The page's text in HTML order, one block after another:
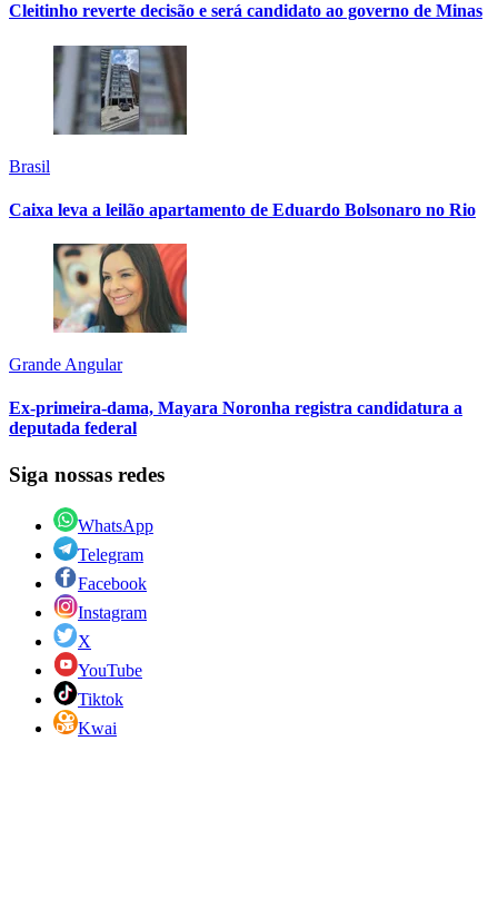
Cleitinho reverte decisão e será candidato ao governo de Minas
Brasil
Caixa leva a leilão apartamento de Eduardo Bolsonaro no Rio
Grande Angular
Ex-primeira-dama, Mayara Noronha registra candidatura a
deputada federal
Siga nossas redes
WhatsApp
Telegram
Facebook
Instagram
X
YouTube
Tiktok
Kwai